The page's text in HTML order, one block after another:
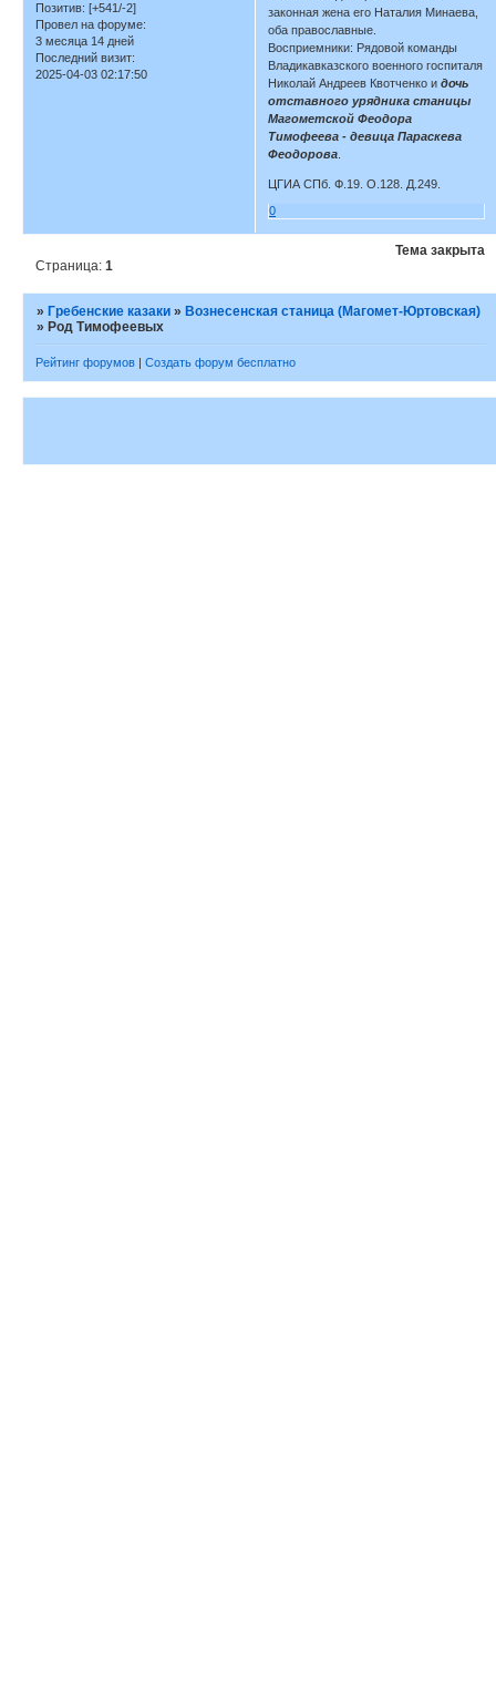
Позитив: [+541/-2]
Провел на форуме:
3 месяца 14 дней
Последний визит:
2025-04-03 02:17:50
законная жена его Наталия Минаева,
оба православные.
Восприемники: Рядовой команды
Владикавказского военного госпиталя
Николай Андреев Квотченко идочь
отставного урядника станицы
Магометской Феодора
Тимофеева - девица Параскева
Феодорова
ЦГИА СПб. Ф.19. О.128. Д.249.
0
Тема закрыта
Страница:1
» Гребенские казаки » Вознесенская станица (Магомет-Юртовская)
» Род Тимофеевых
Рейтинг форумов | Создать форум бесплатно